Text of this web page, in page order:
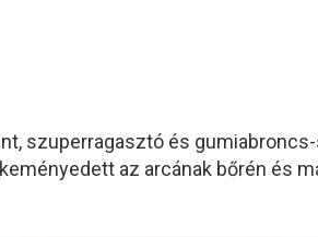
szuperragasztó és
az arcának bőrén és